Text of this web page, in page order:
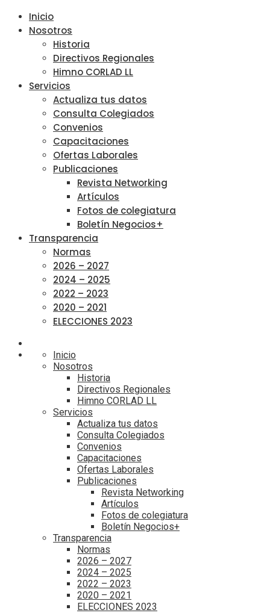
Inicio
Nosotros
Historia
Directivos Regionales
Himno CORLAD LL
Servicios
Actualiza tus datos
Consulta Colegiados
Convenios
Capacitaciones
Ofertas Laborales
Publicaciones
Revista Networking
Artículos
Fotos de colegiatura
Boletín Negocios+
Transparencia
Normas
2026 – 2027
2024 – 2025
2022 – 2023
2020 – 2021
ELECCIONES 2023
Inicio
Nosotros
Historia
Directivos Regionales
Himno CORLAD LL
Servicios
Actualiza tus datos
Consulta Colegiados
Convenios
Capacitaciones
Ofertas Laborales
Publicaciones
Revista Networking
Artículos
Fotos de colegiatura
Boletín Negocios+
Transparencia
Normas
2026 – 2027
2024 – 2025
2022 – 2023
2020 – 2021
ELECCIONES 2023